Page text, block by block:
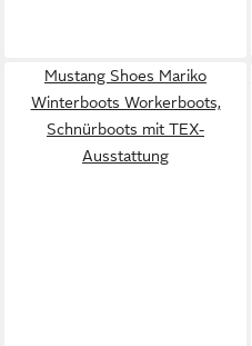
Mustang Shoes Mariko
Winterboots Workerboots,
Schnürboots mit TEX-
Ausstattung